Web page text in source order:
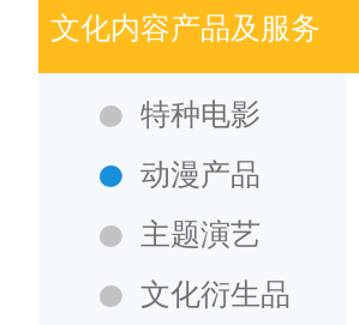
文化内容产品及服务
特种电影
动漫产品
主题演艺
文化衍生品